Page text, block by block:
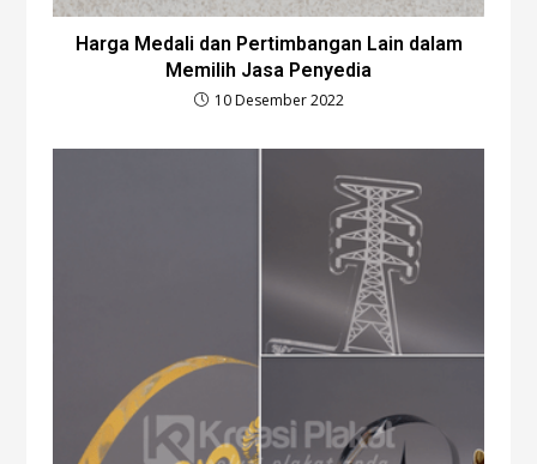
Harga Medali dan Pertimbangan Lain dalam
Memilih Jasa Penyedia
10 Desember 2022